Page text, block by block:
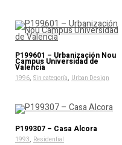
P199601 – Urbanización Nou
Campus Universidad de
Valencia
1996, Sin categoría, Urban Design
P199307 – Casa Alcora
1993, Residential